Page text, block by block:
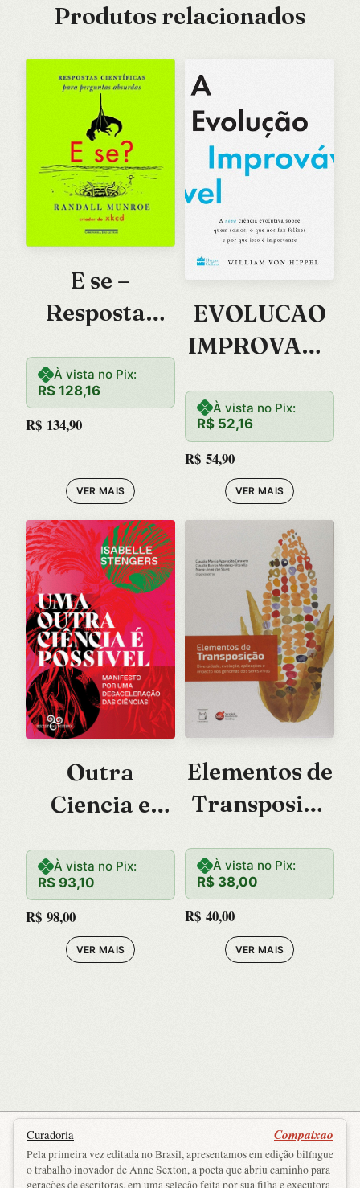
Produtos relacionados
E se –
Respostas
para
Perguntas
Absurdas
À vista no Pix:
R$ 128,16
R$ 134,90
VER MAIS
EVOLUCAO
IMPROVAVE
NOVA
CIENCIA
EVOLUTIVA
SOBRE
QUEM
SOMOS, O
QUE N
À vista no Pix:
R$ 52,16
R$ 54,90
VER MAIS
Outra
Ciencia e
Uma:
Manifesto
por Uma
Desaceleraca
À vista no Pix:
R$ 93,10
R$ 98,00
VER MAIS
Elementos de
Transposiçã
À vista no Pix:
R$ 38,00
R$ 40,00
VER MAIS
Curadoria Compaixao
Pela primeira vez editada no Brasil, apresentamos em edição bilíngue
o trabalho inovador de Anne Sexton, a poeta que abriu caminho para
gerações de escritoras, em uma seleção feita por sua filha e executora